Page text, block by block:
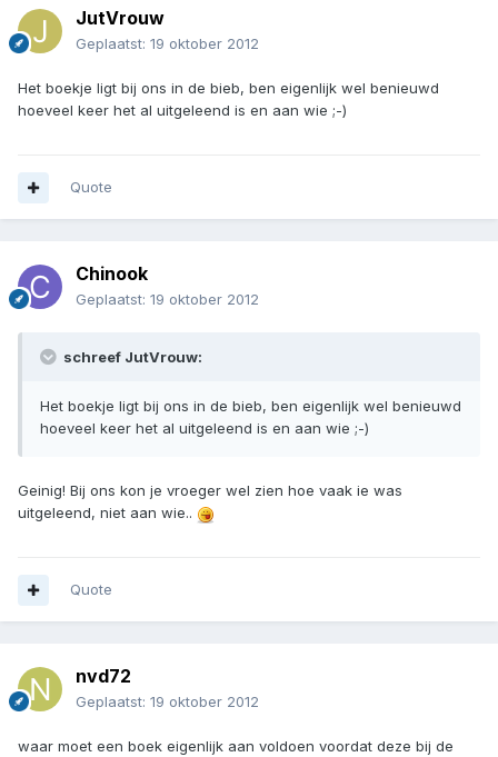
JutVrouw
Geplaatst: 19 oktober 2012
Het boekje ligt bij ons in de bieb, ben eigenlijk wel benieuwd
hoeveel keer het al uitgeleend is en aan wie ;-)
Quote
Chinook
Geplaatst: 19 oktober 2012
schreef JutVrouw:
Het boekje ligt bij ons in de bieb, ben eigenlijk wel benieuwd
hoeveel keer het al uitgeleend is en aan wie ;-)
Geinig! Bij ons kon je vroeger wel zien hoe vaak ie was
uitgeleend, niet aan wie..
Quote
nvd72
Geplaatst: 19 oktober 2012
waar moet een boek eigenlijk aan voldoen voordat deze bij de